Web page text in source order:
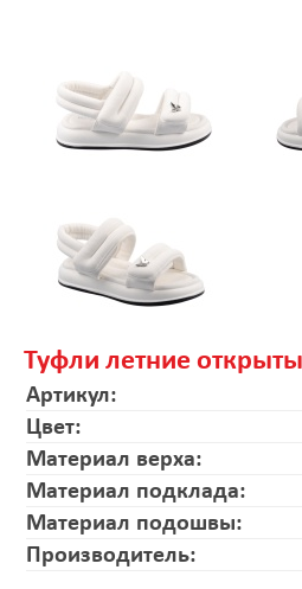
Туфли летние
Артикул:
Цвет:
Материал верха:
Материал подклада:
Материал подошвы:
Производитель: